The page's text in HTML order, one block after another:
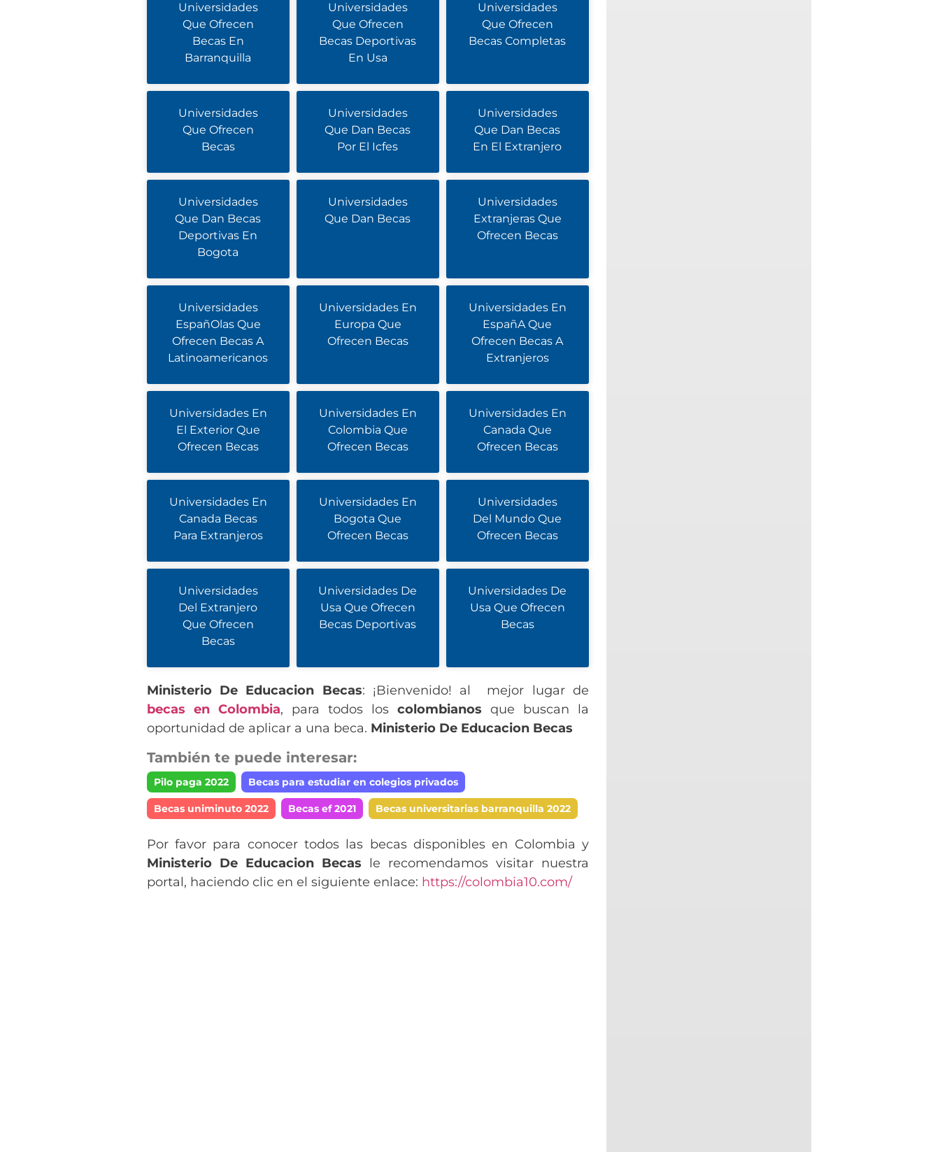
Universidades
Que Ofrecen
Becas En
Barranquilla
Universidades
Que Ofrecen
Becas Deportivas
En Usa
Universidades
Que Ofrecen
Becas Completas
Universidades
Que Ofrecen
Becas
Universidades
Que Dan Becas
Por El Icfes
Universidades
Que Dan Becas
En El Extranjero
Universidades
Que Dan Becas
Deportivas En
Bogota
Universidades
Que Dan Becas
Universidades
Extranjeras Que
Ofrecen Becas
Universidades
EspañOlas Que
Ofrecen Becas A
Latinoamericanos
Universidades En
Europa Que
Ofrecen Becas
Universidades En
EspañA Que
Ofrecen Becas A
Extranjeros
Universidades En
El Exterior Que
Ofrecen Becas
Universidades En
Colombia Que
Ofrecen Becas
Universidades En
Canada Que
Ofrecen Becas
Universidades En
Canada Becas
Para Extranjeros
Universidades En
Bogota Que
Ofrecen Becas
Universidades
Del Mundo Que
Ofrecen Becas
Universidades
Del Extranjero
Que Ofrecen
Becas
Universidades De
Usa Que Ofrecen
Becas Deportivas
Universidades De
Usa Que Ofrecen
Becas
Ministerio De Educacion Becas: ¡Bienvenido! al mejor lugar de
becas en Colombia, para todos los colombianos que buscan la
oportunidad de aplicar a una beca. Ministerio De Educacion Becas
También te puede interesar:
Pilo paga 2022 Becas para estudiar en colegios privados
Becas uniminuto 2022 Becas ef 2021 Becas universitarias barranquilla 2022
Por favor para conocer todos las becas disponibles en Colombia y
Ministerio De Educacion Becas le recomendamos visitar nuestra
portal, haciendo clic en el siguiente enlace: https://colombia10.com/